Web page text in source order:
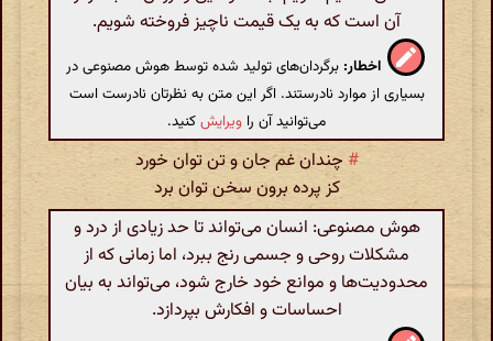
آن است که به یک قیمت ناچیز فروخته شویم.
اخطار: برگردان‌های تولید شده توسط هوش مصنوعی در
بسیاری از موارد نادرستند. اگر این متن به نظرتان نادرست است
می‌توانید آن را ویرایشکنید.
# چندان غم جان و تن توان خورد
کز پرده برون سخن توان برد
هوش مصنوعی: انسان می‌تواند تا حد زیادی از درد و
مشکلات روحی و جسمی رنج ببرد، اما زمانی که از
محدودیت‌ها و موانع خود خارج شود، می‌تواند به بیان
احساسات و افکارش بپردازد.